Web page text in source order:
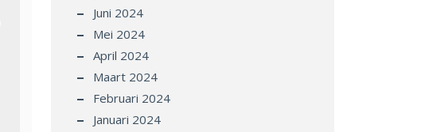
Juni 2024
Mei 2024
April 2024
Maart 2024
Februari 2024
Januari 2024